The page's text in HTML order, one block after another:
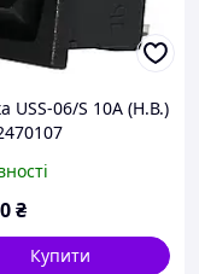
USS-06/S 10A (Н.В.)
₴
Купити